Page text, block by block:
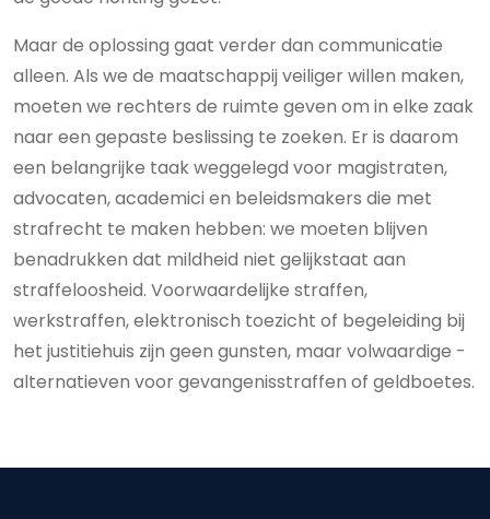
Maar de oplossing gaat verder dan communicatie
alleen. Als we de maatschappij veiliger willen maken,
moeten we rechters de ruimte geven om in elke zaak
naar een gepaste beslissing te zoeken. Er is daarom
een belangrijke taak weggelegd voor magistraten,
advocaten, academici en beleidsmakers die met
strafrecht te maken hebben: we moeten blijven
benadrukken dat mildheid niet gelijkstaat aan
straffeloosheid. Voorwaardelijke straffen,
werkstraffen, elektronisch toezicht of begeleiding bij
het justitiehuis zijn geen gunsten, maar volwaardige ­
alternatieven voor gevangenisstraffen of geldboetes.